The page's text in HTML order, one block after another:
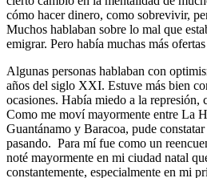
cómo hacer dinero, como sobrevivir,
Muchos hablaban sobre lo mal que
emigrar. Pero había muchas más
Algunas personas hablaban con
años del siglo XXI. Estuve más bien
ocasiones. Había miedo a la represión,
Como me moví mayormente entre La
Guantánamo y Baracoa, pude
pasando. Para mí fue como un
noté mayormente en mi ciudad natal
constantemente, especialmente en mi